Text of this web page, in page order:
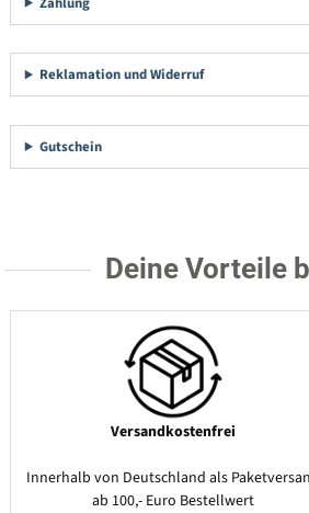
Reklamation und Widerruf
Gutschein
Deine Vorteile
Versandkostenfrei
Innerhalb von Deutschland als
ab 100,- Euro Bestellwert